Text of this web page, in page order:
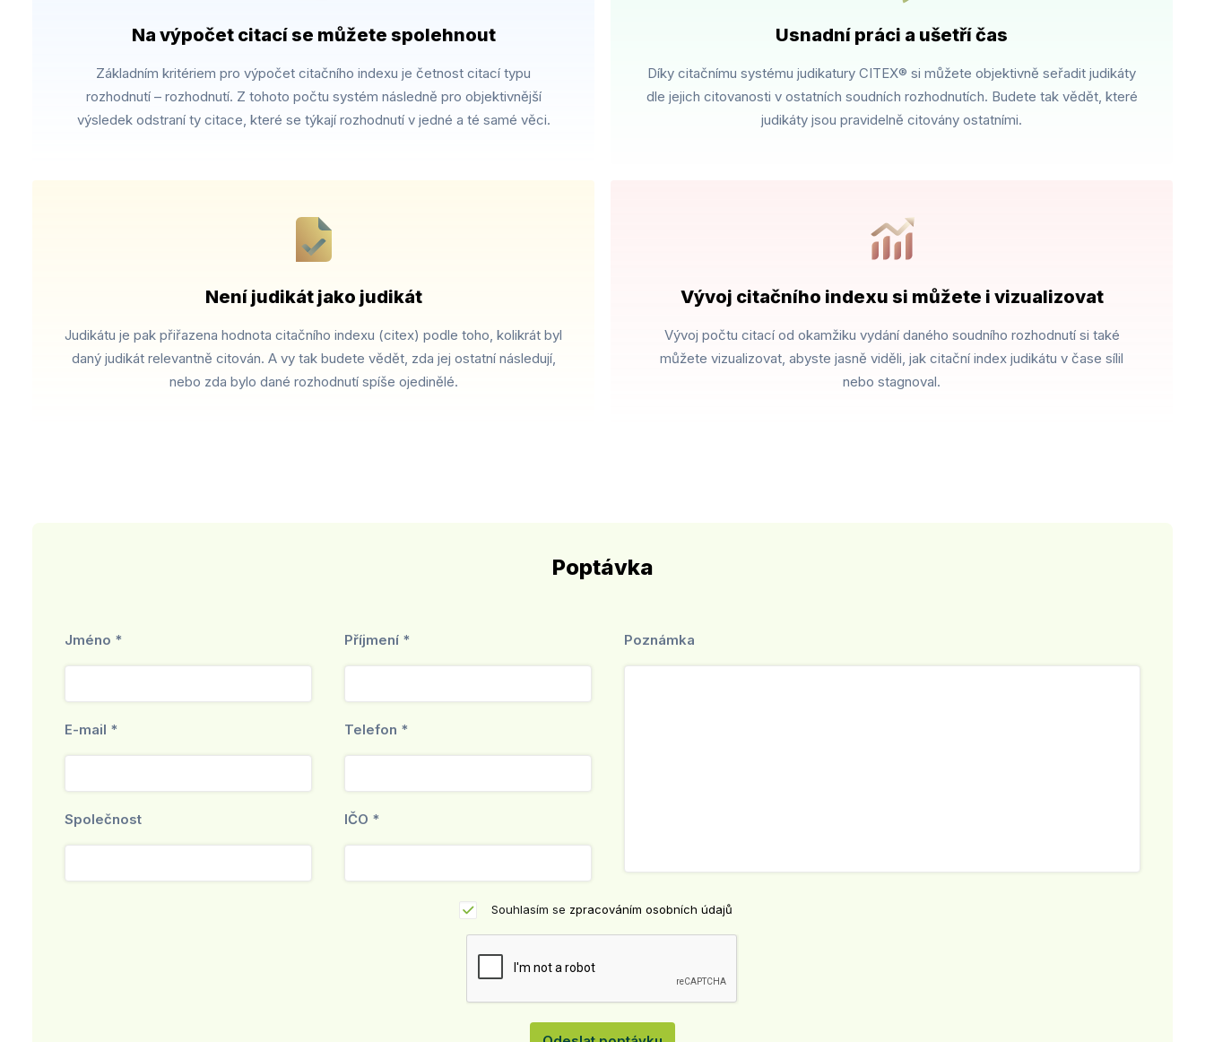
Na výpočet citací se můžete spolehnout​
Základním kritériem pro výpočet citačního indexu je četnost citací typu
rozhodnutí – rozhodnutí. Z tohoto počtu systém následně pro objektivnější
výsledek odstraní ty citace, které se týkají rozhodnutí v jedné a té samé věci.
Usnadní práci a ušetří čas
Díky citačnímu systému judikatury CITEX® si můžete objektivně seřadit judikáty
dle jejich citovanosti v ostatních soudních rozhodnutích. Budete tak vědět, které
judikáty jsou pravidelně citovány ostatními.
Není judikát jako judikát​
Judikátu je pak přiřazena hodnota citačního indexu (citex) podle toho, kolikrát byl
daný judikát relevantně citován. A vy tak budete vědět, zda jej ostatní následují,
nebo zda bylo dané rozhodnutí spíše ojedinělé.
Vývoj citačního indexu si můžete i vizualizovat​
Vývoj počtu citací od okamžiku vydání daného soudního rozhodnutí si také
můžete vizualizovat, abyste jasně viděli, jak citační index judikátu v čase sílil
nebo stagnoval.
Poptávka
Jméno * Příjmení *
E-mail * Telefon *
Společnost IČO *
Poznámka
Souhlasím se zpracováním osobních údajů